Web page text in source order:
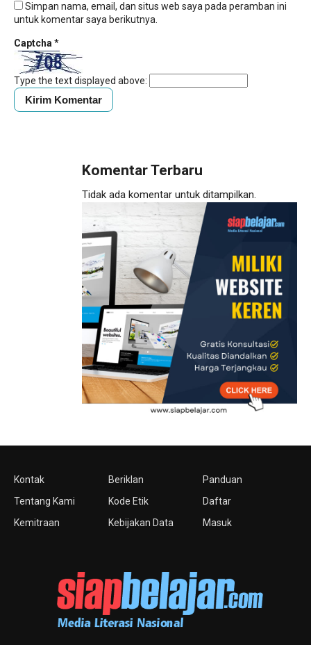
Simpan nama, email, dan situs web saya pada peramban ini
untuk komentar saya berikutnya.
Captcha*
Type the text displayed above:
Komentar Terbaru
Tidak ada komentar untuk ditampilkan.
Kontak
Tentang Kami
Kemitraan
Beriklan
Kode Etik
Kebijakan Data
Panduan
Daftar
Masuk